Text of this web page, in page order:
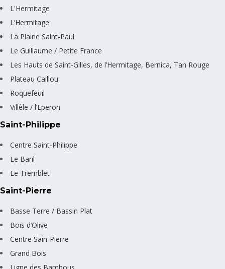
L'Hermitage
L’Hermitage
La Plaine Saint-Paul
Le Guillaume / Petite France
Les Hauts de Saint-Gilles, de l’Hermitage, Bernica, Tan Rouge
Plateau Caillou
Roquefeuil
Villèle / l’Eperon
Saint-Philippe
Centre Saint-Philippe
Le Baril
Le Tremblet
Saint-Pierre
Basse Terre / Bassin Plat
Bois d’Olive
Centre Sain-Pierre
Grand Bois